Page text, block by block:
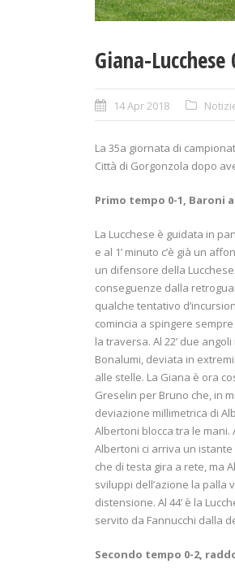
Giana-Lucchese
14 Apr 2018
La 35a giornata di
Città di Gorgonzola dopo
Primo tempo 0-1, Baroni
La Lucchese è guidata in
e al 1’ minuto c’è già un
un difensore della
conseguenze dalla
qualche tentativo
comincia a spingere
la traversa. Al 22’ due
Bonalumi, deviata in
alle stelle. La Giana è ora
Greselin per Bruno che, in
deviazione millimetrica di
Albertoni blocca tra le mani.
Albertoni ci arriva un
che di testa gira a rete, ma
sviluppi dell’azione la palla
distensione. Al 44’ è la
servito da Fannucchi dalla
Secondo tempo 0-2,